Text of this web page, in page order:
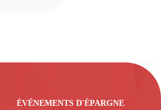
ÉVÉNEMENTS D'ÉPARGNE